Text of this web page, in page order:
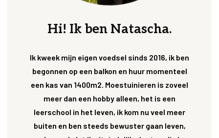
Hi! Ik ben Natascha.
Ik kweek mijn eigen voedsel sinds 2016, ik ben
begonnen op een balkon en huur momenteel
een kas van 1400m2. Moestuinieren is zoveel
meer dan een hobby alleen, het is een
leerschool in het leven, ik kom nu veel meer
buiten en ben steeds bewuster gaan leven,